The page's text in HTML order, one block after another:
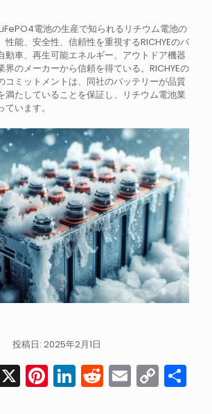
電池の生産で知られるリチウム電池の
性能、安全性、信頼性を重視するRICHYEのバ
動車、再生可能エネルギー、アウトドア機器
界のメーカーから信頼を得ている。RICHYEの
コミットメントは、同社のバッテリーが品質
満たしていることを保証し、リチウム電池業
います。
投稿日: 2025年2月1日
X Pinterest
LinkedIn
Reddit
Email
Link